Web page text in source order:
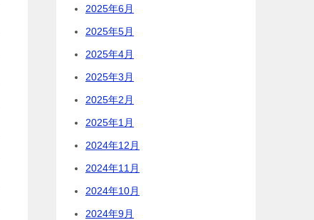
2025年6月
2025年5月
2025年4月
2025年3月
2025年2月
2025年1月
2024年12月
2024年11月
2024年10月
2024年9月